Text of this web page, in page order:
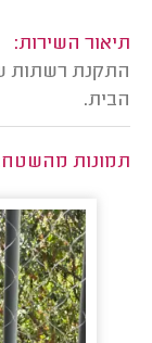
תיאור השירות:
התקנת רשתות
הבית.
תמונות